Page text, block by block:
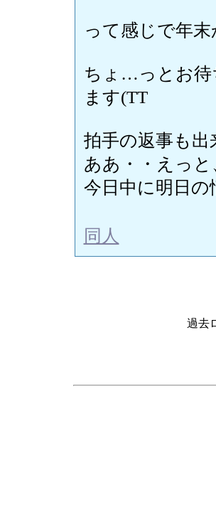
って感じで年
ちょ…っとお待
ます(TT
拍手の返事も
ああ・・えっ
今日中に明日の
同人
過去